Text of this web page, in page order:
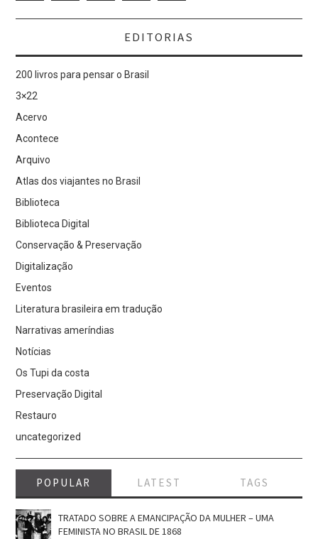
EDITORIAS
200 livros para pensar o Brasil
3×22
Acervo
Acontece
Arquivo
Atlas dos viajantes no Brasil
Biblioteca
Biblioteca Digital
Conservação & Preservação
Digitalização
Eventos
Literatura brasileira em tradução
Narrativas ameríndias
Notícias
Os Tupi da costa
Preservação Digital
Restauro
uncategorized
POPULAR LATEST TAGS
TRATADO SOBRE A EMANCIPAÇÃO DA MULHER – UMA
FEMINISTA NO BRASIL DE 1868